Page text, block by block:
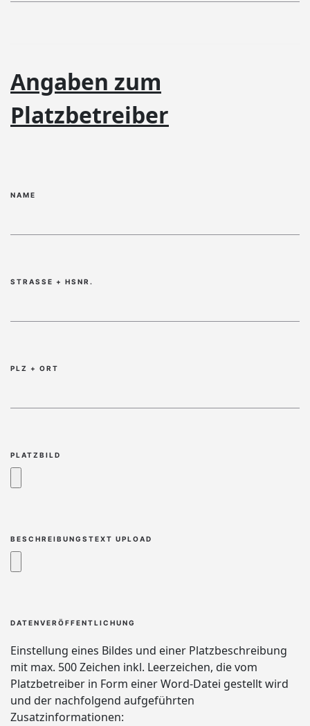
Angaben zum
Platzbetreiber
NAME
STRASSE + HSNR.
PLZ + ORT
PLATZBILD
BESCHREIBUNGSTEXT UPLOAD
DATENVERÖFFENTLICHUNG
Einstellung eines Bildes und einer Platzbeschreibung
mit max. 500 Zeichen inkl. Leerzeichen, die vom
Platzbetreiber in Form einer Word-Datei gestellt wird
und der nachfolgend aufgeführten
Zusatzinformationen: